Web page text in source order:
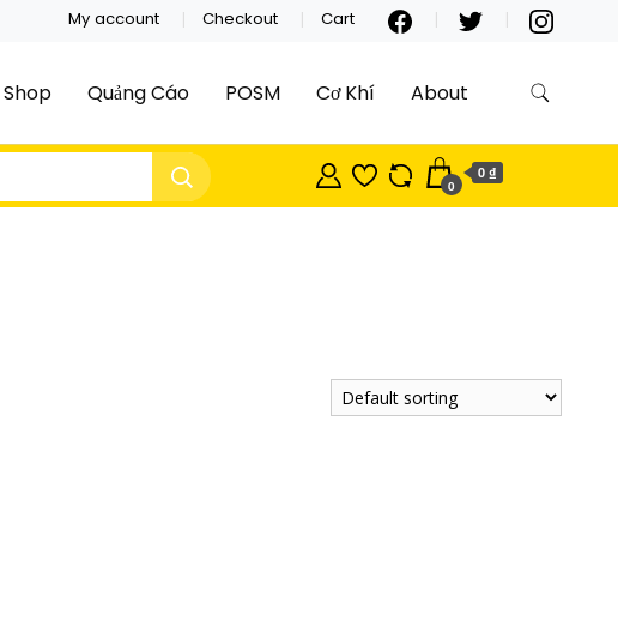
My account Checkout Cart
Shop Quảng Cáo POSM Cơ Khí About
0
0 ₫